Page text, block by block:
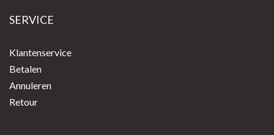
SERVICE
Klantenservice
Betalen
Annuleren
Retour